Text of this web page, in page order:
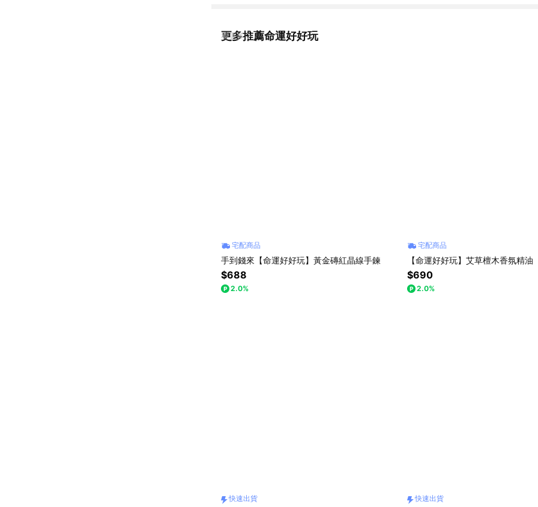
更多推薦命運好好玩
看更多
宅配商品
手到錢來【命運好好玩】黃金磚紅晶線手鍊
$688
2.0%
宅配商品
【命運好好玩】艾草檀木香氛精油
$690
2.0%
快速出貨 快速出貨